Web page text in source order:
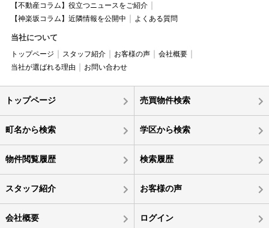
【不動産コラム】役立つニュースをご紹介
【神楽坂コラム】近隣情報を公開中
よくある質問
当社について
トップページ スタッフ紹介 お客様の声
会社概要
当社が選ばれる理由
お問い合わせ
トップページ 売買物件検索
町名から検索 学区から検索
物件閲覧履歴 検索履歴
スタッフ紹介 お客様の声
会社概要 ログイン